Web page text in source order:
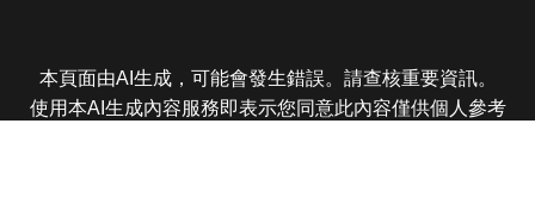
本頁面由AI生成，可能會發生錯誤。請查核重要資訊。
使用本AI生成內容服務即表示您同意此內容僅供個人參考